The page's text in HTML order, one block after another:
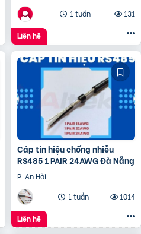
1 tuần
131
Liên hệ
Cáp tín hiệu chống nhiễu
RS485 1 PAIR 24AWG Đà Nẵng
P. An Hải
1 tuần
1014
Liên hệ